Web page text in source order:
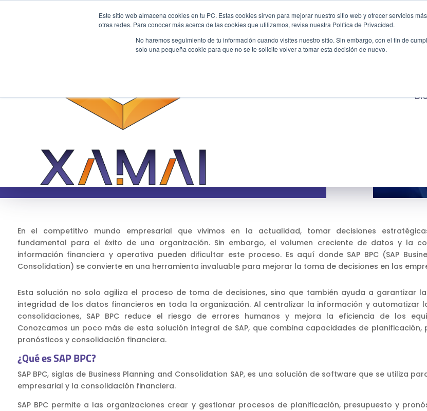
Este sitio web almacena cookies en tu PC. Estas cookies sirven para mejorar nuestro sitio web y ofrecer servicios
otras redes. Para conocer más acerca de las cookies que utilizamos, revisa nuestra Política de Privacidad.
No haremos seguimiento de tu información cuando visites nuestro sitio. Sin embargo, con el fin de
solo una pequeña cookie para que no se te solicite volver a tomar esta decisión de nuevo.
Productos
Mejora la toma de decisiones
con SAP BPC
05/8/23
En el competitivo mundo empresarial que vivimos en la actualidad, tomar decisiones
fundamental para el éxito de una organización. Sin embargo, el volumen creciente de datos y la
información financiera y operativa pueden dificultar este proceso. Es aquí donde SAP BPC (SAP
Consolidation) se convierte en una herramienta invaluable para mejorar la toma de decisiones en las
Esta solución no solo agiliza el proceso de toma de decisiones, sino que también ayuda a garantizar
integridad de los datos financieros en toda la organización. Al centralizar la información y automatizar
consolidaciones, SAP BPC reduce el riesgo de errores humanos y mejora la eficiencia de los
Conozcamos un poco más de esta solución integral de SAP, que combina capacidades de planificación,
pronósticos y consolidación financiera.
¿Qué es SAP BPC?
SAP BPC, siglas de Business Planning and Consolidation SAP, es una solución de software que se utiliza
empresarial y la consolidación financiera.
SAP BPC permite a las organizaciones crear y gestionar procesos de planificación, presupuesto y